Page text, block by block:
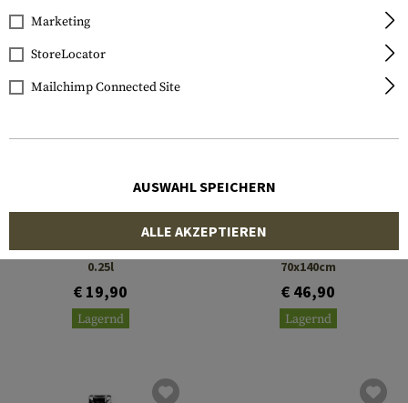
Glock G44 Coffee Mug
0.25l
€ 19,90
Lagernd
Glock Perfection Towel
70x140cm
€ 46,90
Lagernd
Marketing
StoreLocator
Mailchimp Connected Site
AUSWAHL SPEICHERN
ALLE AKZEPTIEREN